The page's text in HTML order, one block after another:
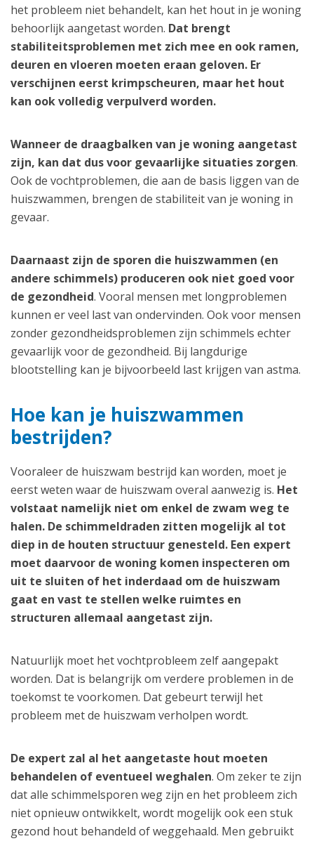
het probleem niet behandelt, kan het hout in je woning
behoorlijk aangetast worden. Dat brengt
stabiliteitsproblemen met zich mee en ook ramen,
deuren en vloeren moeten eraan geloven. Er
verschijnen eerst krimpscheuren, maar het hout
kan ook volledig verpulverd worden.
Wanneer de draagbalken van je woning aangetast
zijn, kan dat dus voor gevaarlijke situaties zorgen.
Ook de vochtproblemen, die aan de basis liggen van de
huiszwammen, brengen de stabiliteit van je woning in
gevaar.
Daarnaast zijn de sporen die huiszwammen (en
andere schimmels) produceren ook niet goed voor
de gezondheid. Vooral mensen met longproblemen
kunnen er veel last van ondervinden. Ook voor mensen
zonder gezondheidsproblemen zijn schimmels echter
gevaarlijk voor de gezondheid. Bij langdurige
blootstelling kan je bijvoorbeeld last krijgen van astma.
Hoe kan je huiszwammen
bestrijden?
Vooraleer de huiszwam bestrijd kan worden, moet je
eerst weten waar de huiszwam overal aanwezig is. Het
volstaat namelijk niet om enkel de zwam weg te
halen. De schimmeldraden zitten mogelijk al tot
diep in de houten structuur genesteld. Een expert
moet daarvoor de woning komen inspecteren om
uit te sluiten of het inderdaad om de huiszwam
gaat en vast te stellen welke ruimtes en
structuren allemaal aangetast zijn.
Natuurlijk moet het vochtprobleem zelf aangepakt
worden. Dat is belangrijk om verdere problemen in de
toekomst te voorkomen. Dat gebeurt terwijl het
probleem met de huiszwam verholpen wordt.
De expert zal al het aangetaste hout moeten
behandelen of eventueel weghalen. Om zeker te zijn
dat alle schimmelsporen weg zijn en het probleem zich
niet opnieuw ontwikkelt, wordt mogelijk ook een stuk
gezond hout behandeld of weggehaald. Men gebruikt